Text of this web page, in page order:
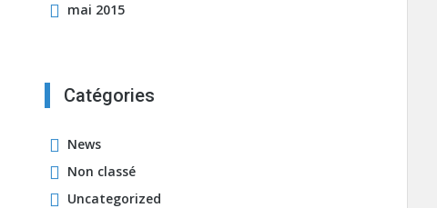
mai 2015
Catégories
News
Non classé
Uncategorized